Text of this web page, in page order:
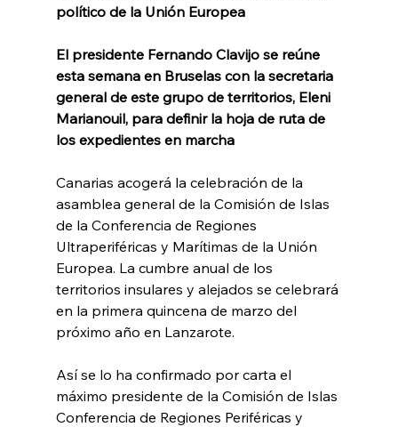
político de la Unión Europea
El presidente Fernando Clavijo se reúne
esta semana en Bruselas con la secretaria
general de este grupo de territorios, Eleni
Marianouil, para definir la hoja de ruta de
los expedientes en marcha
Canarias acogerá la celebración de la
asamblea general de la Comisión de Islas
de la Conferencia de Regiones
Ultraperiféricas y Marítimas de la Unión
Europea. La cumbre anual de los
territorios insulares y alejados se celebrará
en la primera quincena de marzo del
próximo año en Lanzarote.
Así se lo ha confirmado por carta el
máximo presidente de la Comisión de Islas
Conferencia de Regiones Periféricas y